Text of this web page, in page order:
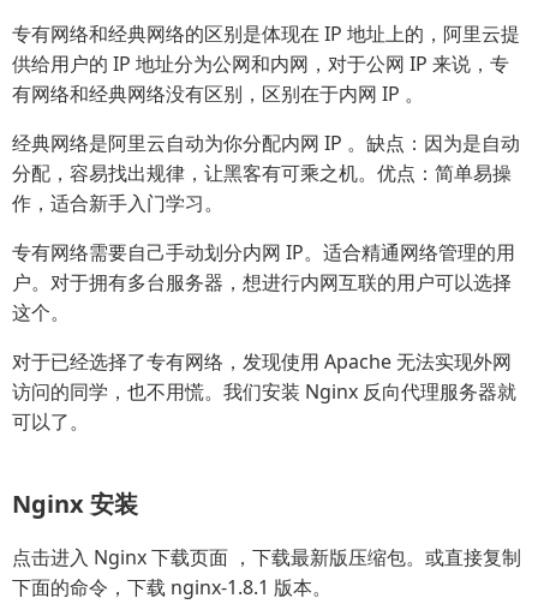
专有网络和经典网络的区别是体现在 IP 地址上的，阿里云提
供给用户的 IP 地址分为公网和内网，对于公网 IP 来说，专
有网络和经典网络没有区别，区别在于内网 IP 。
经典网络是阿里云自动为你分配内网 IP 。缺点：因为是自动
分配，容易找出规律，让黑客有可乘之机。优点：简单易操
作，适合新手入门学习。
专有网络需要自己手动划分内网 IP。适合精通网络管理的用
户。对于拥有多台服务器，想进行内网互联的用户可以选择
这个。
对于已经选择了专有网络，发现使用 Apache 无法实现外网
访问的同学，也不用慌。我们安装 Nginx 反向代理服务器就
可以了。
Nginx 安装
点击进入 Nginx 下载页面 ，下载最新版压缩包。或直接复制
下面的命令，下载 nginx-1.8.1 版本。